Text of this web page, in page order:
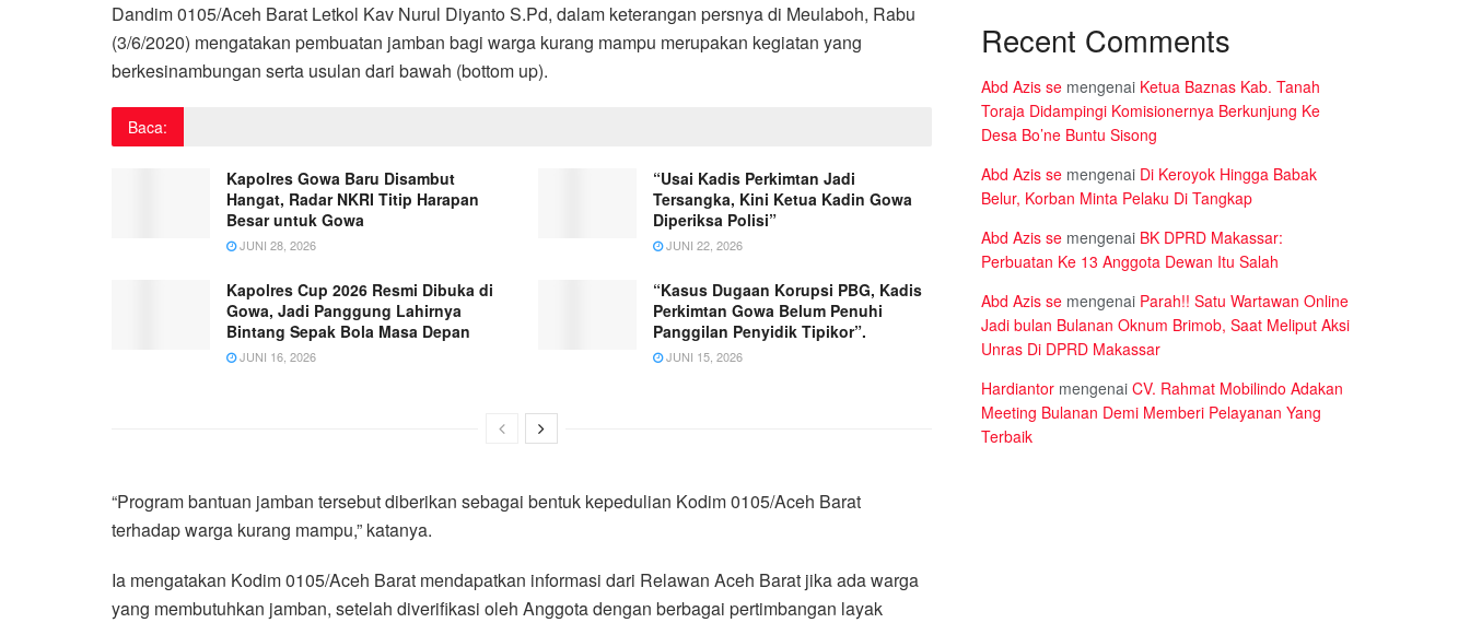
Dandim 0105/Aceh Barat Letkol Kav Nurul Diyanto S.Pd, dalam keterangan persnya di Meulaboh, Rabu
(3/6/2020) mengatakan pembuatan jamban bagi warga kurang mampu merupakan kegiatan yang
berkesinambungan serta usulan dari bawah (bottom up).
Baca:
Kapolres Gowa Baru Disambut
Hangat, Radar NKRI Titip Harapan
Besar untuk Gowa
JUNI 28, 2026
“Usai Kadis Perkimtan Jadi
Tersangka, Kini Ketua Kadin Gowa
Diperiksa Polisi”
JUNI 22, 2026
Kapolres Cup 2026 Resmi Dibuka di
Gowa, Jadi Panggung Lahirnya
Bintang Sepak Bola Masa Depan
JUNI 16, 2026
“Kasus Dugaan Korupsi PBG, Kadis
Perkimtan Gowa Belum Penuhi
Panggilan Penyidik Tipikor”.
JUNI 15, 2026
“Program bantuan jamban tersebut diberikan sebagai bentuk kepedulian Kodim 0105/Aceh Barat
terhadap warga kurang mampu,” katanya.
Ia mengatakan Kodim 0105/Aceh Barat mendapatkan informasi dari Relawan Aceh Barat jika ada warga
yang membutuhkan jamban, setelah diverifikasi oleh Anggota dengan berbagai pertimbangan layak
Recent Comments
Abd Azis se mengenai Ketua Baznas Kab. Tanah
Toraja Didampingi Komisionernya Berkunjung Ke
Desa Bo’ne Buntu Sisong
Abd Azis se mengenai Di Keroyok Hingga Babak
Belur, Korban Minta Pelaku Di Tangkap
Abd Azis se mengenai BK DPRD Makassar:
Perbuatan Ke 13 Anggota Dewan Itu Salah
Abd Azis se mengenai Parah!! Satu Wartawan Online
Jadi bulan Bulanan Oknum Brimob, Saat Meliput Aksi
Unras Di DPRD Makassar
Hardiantor mengenai CV. Rahmat Mobilindo Adakan
Meeting Bulanan Demi Memberi Pelayanan Yang
Terbaik